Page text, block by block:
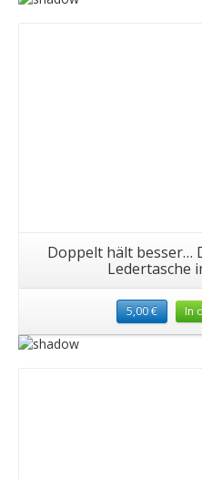
Doppelt hält besser…
Ledertasche
5,00€ In